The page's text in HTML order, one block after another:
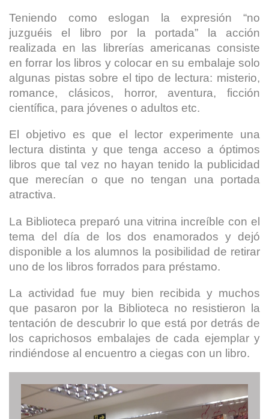
Teniendo como eslogan la expresión “no
juzguéis el libro por la portada” la acción
realizada en las librerías americanas consiste
en forrar los libros y colocar en su embalaje solo
algunas pistas sobre el tipo de lectura: misterio,
romance, clásicos, horror, aventura, ficción
científica, para jóvenes o adultos etc.
El objetivo es que el lector experimente una
lectura distinta y que tenga acceso a óptimos
libros que tal vez no hayan tenido la publicidad
que merecían o que no tengan una portada
atractiva.
La Biblioteca preparó una vitrina increíble con el
tema del día de los dos enamorados y dejó
disponible a los alumnos la posibilidad de retirar
uno de los libros forrados para préstamo.
La actividad fue muy bien recibida y muchos
que pasaron por la Biblioteca no resistieron la
tentación de descubrir lo que está por detrás de
los caprichosos embalajes de cada ejemplar y
rindiéndose al encuentro a ciegas con un libro.